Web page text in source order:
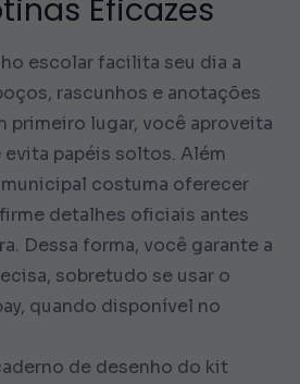
Eficazes
escolar facilita seu dia a
rascunhos e anotações
primeiro lugar, você aproveita
papéis soltos. Além
costuma oferecer
detalhes oficiais antes
Dessa forma, você garante a
sobretudo se usar o
quando disponível no
de desenho do kit